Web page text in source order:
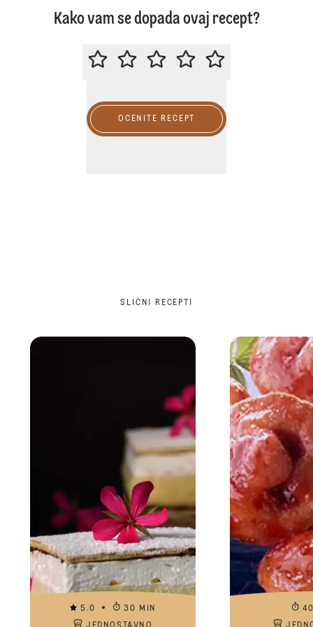
Kako vam se dopada ovaj recept?
MOLIMO DA OCENITE OVAJ
OCENITE RECEPT
SLIČNI RECEPTI
5.0
30 MIN